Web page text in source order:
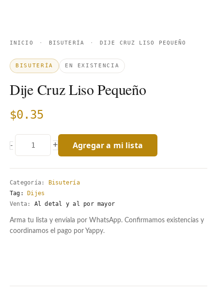
INICIO · BISUTERÍA · DIJE CRUZ LISO PEQUEÑO
BISUTERÍA EN EXISTENCIA
Dije Cruz Liso Pequeño
$0.35
- + Agregar a mi lista
Categoría: Bisutería
Tag:Dijes
Venta:
Al detal y al por mayor
Arma tu lista y envíala por WhatsApp. Confirmamos existencias y
coordinamos el pago por Yappy.